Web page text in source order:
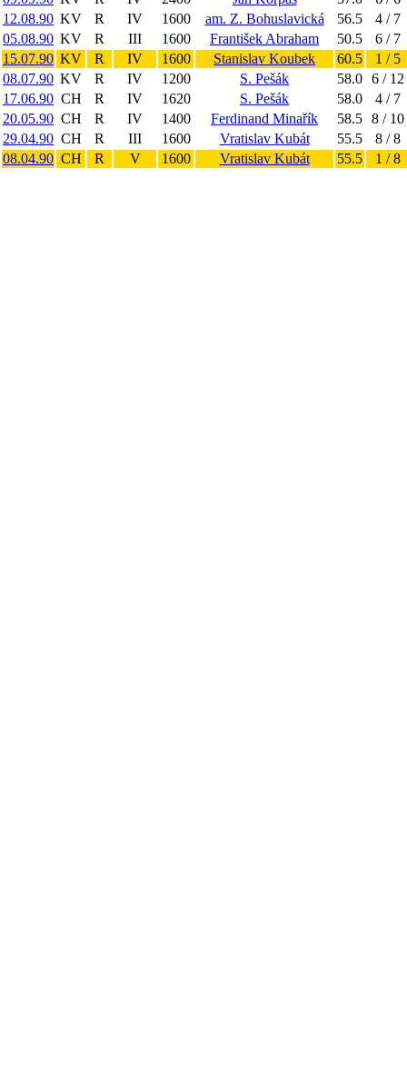
12.08.90 KV R IV 1600 am. Z. Bohuslavická 56.5
4 / 7
05.08.90 KV R III 1600 František Abraham 50.5
6 / 7
15.07.90 KV R IV 1600 Stanislav Koubek 60.5
1 / 5
08.07.90 KV R IV 1200 S. Pešák 58.0 6 / 12
17.06.90 CH R IV 1620 S. Pešák 58.0
4 / 7
20.05.90 CH R IV 1400 Ferdinand Minařík 58.5 8 / 10
29.04.90 CH R III 1600 Vratislav Kubát 55.5
8 / 8
08.04.90 CH R V 1600 Vratislav Kubát 55.5 1 / 8